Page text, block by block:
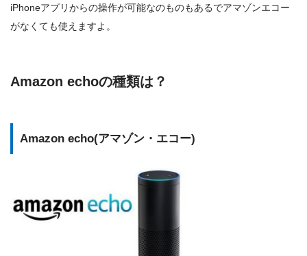
iPhoneアプリからの操作が可能なのものもあるでアマゾンエコー
がなくても使えますよ。
Amazon echoの種類は？
Amazon echo(アマゾン・エコー)